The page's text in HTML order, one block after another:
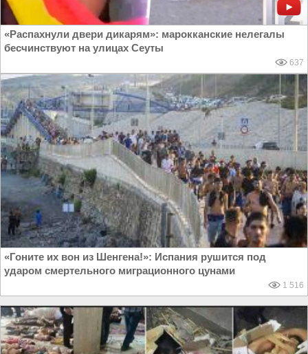
«Распахнули двери дикарям»: марокканские нелегалы
бесчинствуют на улицах Сеуты
637
«Гоните их вон из Шенгена!»: Испания рушится под
ударом смертельного миграционного цунами
1 516